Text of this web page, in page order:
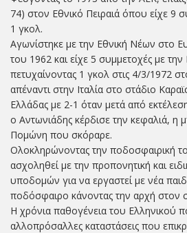
74) στον Εθνικό Πειραιά όπου είχε 9
1 γκολ.
Αγωνίστηκε με την Εθνική Νέων στο
του 1962 και είχε 5 συμμετοχές με
πετυχαίνοντας 1 γκολ στις 4/3/1972
απέναντι στην Ιταλία στο στάδιο
Ελλάδας με 2-1 όταν μετά από
ο Αντωνιάδης κέρδισε την κεφαλιά, η
Πομώνη που σκόραρε.
Ολοκληρώνοντας την ποδοσφαιρική
ασχοληθεί με την προπονητική και
υποδομών για να εργαστεί με νέα
ποδόσφαιρο κάνοντας την αρχή
Η χρόνια παθογένεια του Ελληνικού
αλλοπρόσαλλες καταστάσεις που